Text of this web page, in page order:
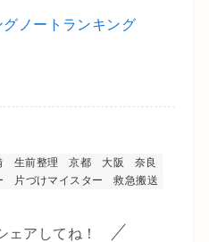
ノートランキング
生前整理 京都 大阪
奈良
片づけマイスター 救急搬送
ェアしてね！